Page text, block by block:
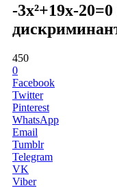
-3x²+19x-
450
0
Facebook
Twitter
Pinterest
WhatsApp
Email
Tumblr
Telegram
VK
Viber